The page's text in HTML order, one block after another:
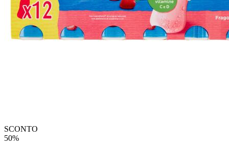
SCONTO
50%